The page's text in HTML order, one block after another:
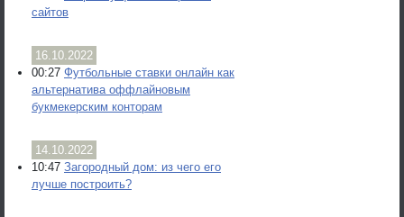
сайтов
16.10.2022
00:27 Футбольные ставки онлайн как
альтернатива оффлайновым
букмекерским конторам
14.10.2022
10:47 Загородный дом: из чего его
лучше построить?